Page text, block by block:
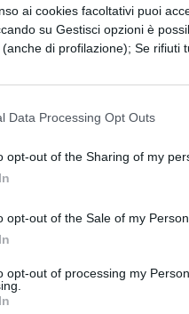
ai cookies facoltativi puoi
su Gestisci opzioni è
di profilazione); Se rifiuti
Data Processing Opt Outs
opt-out of the Sharing of my
opt-out of the Sale of my
opt-out of processing my
ad affrontare.
bene e, se
in
darvi un ulteriore
ai test degli
dato. Ecco le
2013
2014